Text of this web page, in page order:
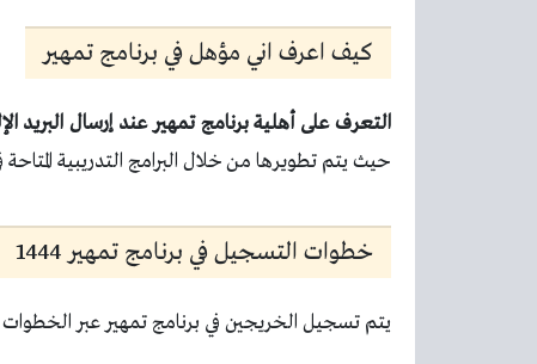
كيف اعرف اني مؤهل في برنامج تمهير
التعرف على أهلية برنامج تمهير عند إرسال البريد
حيث يتم تطويرها من خلال البرامج التدريبية
خطوات التسجيل في برنامج تمهير 1444
يتم تسجيل الخريجين في برنامج تمهير عبر الخطوات